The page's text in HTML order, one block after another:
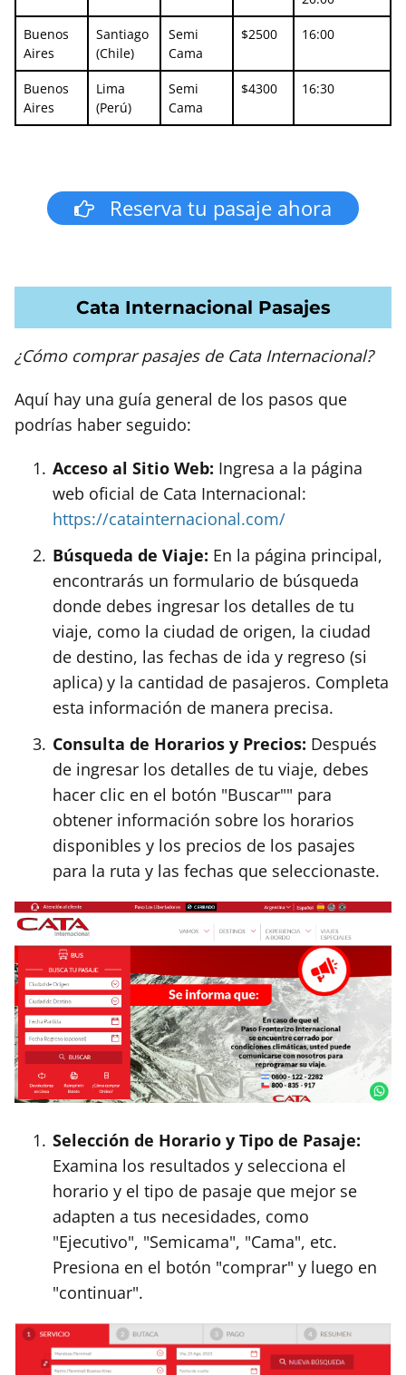
Buenos
Aires
Santiago
(Chile)
Semi
Cama
$2500 16:00
Buenos
Aires
Lima
(Perú)
Semi
Cama
$4300 16:30
Reserva tu pasaje ahora
Cata Internacional Pasajes
¿Cómo comprar pasajes de Cata Internacional?
Aquí hay una guía general de los pasos que
podrías haber seguido:
Acceso al Sitio Web: Ingresa a la página
web oficial de Cata Internacional:
https://catainternacional.com/
Búsqueda de Viaje: En la página principal,
encontrarás un formulario de búsqueda
donde debes ingresar los detalles de tu
viaje, como la ciudad de origen, la ciudad
de destino, las fechas de ida y regreso (si
aplica) y la cantidad de pasajeros. Completa
esta información de manera precisa.
Consulta de Horarios y Precios: Después
de ingresar los detalles de tu viaje, debes
hacer clic en el botón "Buscar"" para
obtener información sobre los horarios
disponibles y los precios de los pasajes
para la ruta y las fechas que seleccionaste.
Selección de Horario y Tipo de Pasaje:
Examina los resultados y selecciona el
horario y el tipo de pasaje que mejor se
adapten a tus necesidades, como
"Ejecutivo", "Semicama", "Cama", etc.
Presiona en el botón "comprar" y luego en
"continuar".